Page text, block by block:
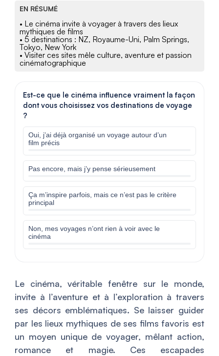
EN RÉSUMÉ
• Le cinéma invite à voyager à travers des lieux
mythiques de films
• 5 destinations : NZ, Royaume-Uni, Palm Springs,
Tokyo, New York
• Visiter ces sites mêle culture, aventure et passion
cinématographique
Est-ce que le cinéma influence vraiment la façon
dont vous choisissez vos destinations de voyage
?
Oui, j’ai déjà organisé un voyage autour d’un
film précis
Pas encore, mais j’y pense sérieusement
Ça m’inspire parfois, mais ce n’est pas le critère
principal
Non, mes voyages n’ont rien à voir avec le
cinéma
Le cinéma, véritable fenêtre sur le monde,
invite à l’aventure et à l’exploration à travers
ses décors emblématiques. Se laisser guider
par les lieux mythiques de ses films favoris est
un moyen unique de voyager, mêlant action,
romance et magie. Ces escapades